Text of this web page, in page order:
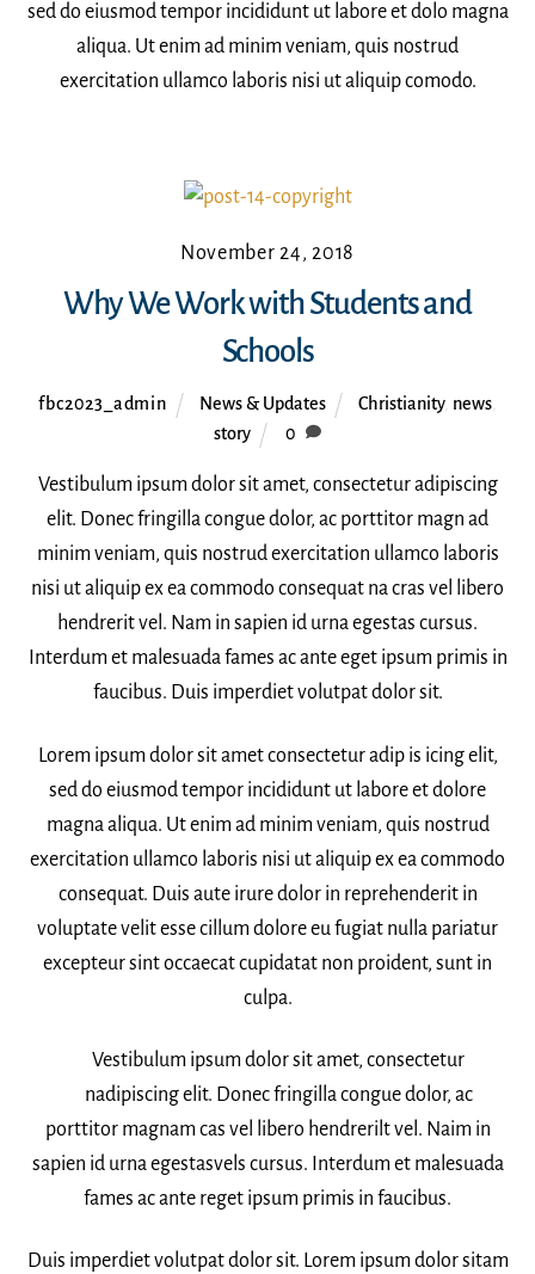
sed do eiusmod tempor incididunt ut labore et dolo magna
aliqua. Ut enim ad minim veniam, quis nostrud
exercitation ullamco laboris nisi ut aliquip comodo.
November 24, 2018
Why We Work with Students and
Schools
fbc2023_admin News & Updates Christianity, news,
story
0
Vestibulum ipsum dolor sit amet, consectetur adipiscing
elit. Donec fringilla congue dolor, ac porttitor magn ad
minim veniam, quis nostrud exercitation ullamco laboris
nisi ut aliquip ex ea commodo consequat na cras vel libero
hendrerit vel. Nam in sapien id urna egestas cursus.
Interdum et malesuada fames ac ante eget ipsum primis in
faucibus. Duis imperdiet volutpat dolor sit.
Lorem ipsum dolor sit amet consectetur adip is icing elit,
sed do eiusmod tempor incididunt ut labore et dolore
magna aliqua. Ut enim ad minim veniam, quis nostrud
exercitation ullamco laboris nisi ut aliquip ex ea commodo
consequat. Duis aute irure dolor in reprehenderit in
voluptate velit esse cillum dolore eu fugiat nulla pariatur
excepteur sint occaecat cupidatat non proident, sunt in
culpa.
Vestibulum ipsum dolor sit amet, consectetur
nadipiscing elit. Donec fringilla congue dolor, ac
porttitor magnam cas vel libero hendrerilt vel. Naim in
sapien id urna egestasvels cursus. Interdum et malesuada
fames ac ante reget ipsum primis in faucibus.
Duis imperdiet volutpat dolor sit. Lorem ipsum dolor sitam